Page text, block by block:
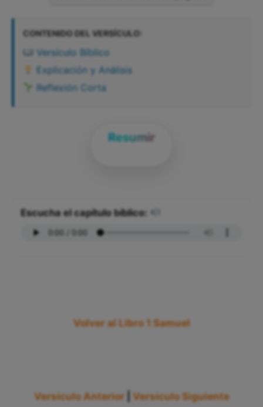
CONTENIDO DEL VERSÍCULO:
Versículo Bíblico
Explicación y Análisis
Reflexión Corta
Resumir
Escucha el capítulo bíblico:
Volver al Libro 1 Samuel
Versículo Anterior Versículo Siguiente